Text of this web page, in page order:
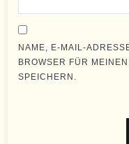
NAME, E-MAIL-
BROWSER FÜR
SPEICHERN.